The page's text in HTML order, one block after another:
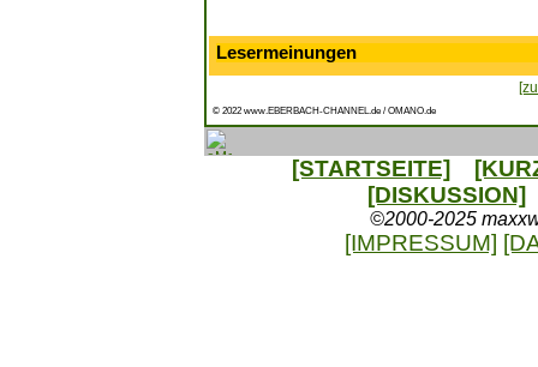
Lesermeinungen
© 2022 www.EBERBACH-CHANNEL.de / OMANO.de
[STARTSEITE]
[DISKUSSION]
©2000-2025
[IMPRESSUM]